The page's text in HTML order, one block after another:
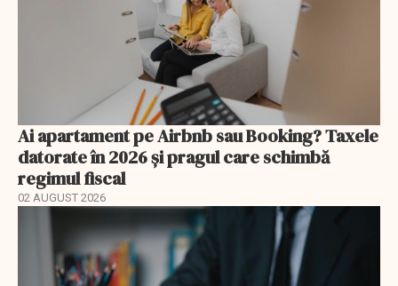
Ai apartament pe Airbnb sau Booking? Taxele
datorate în 2026 și pragul care schimbă
regimul fiscal
02 AUGUST 2026